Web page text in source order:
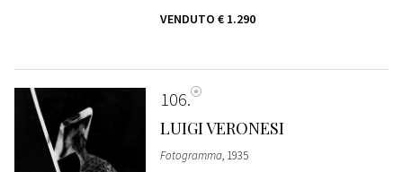
VENDUTO € 1.290
106
LUIGI VERONESI
Fotogramma, 1935